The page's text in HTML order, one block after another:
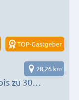
TOP-Gastgeber
zu 30
28,26 km